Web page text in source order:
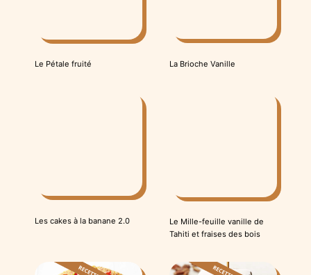
Le Pétale fruité La Brioche Vanille
Les cakes à la banane 2.0
Le Mille-feuille vanille de
Tahiti et fraises des bois